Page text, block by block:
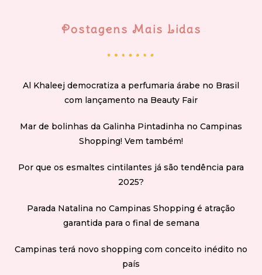
Postagens Mais Lidas
Al Khaleej democratiza a perfumaria árabe no Brasil
com lançamento na Beauty Fair
Mar de bolinhas da Galinha Pintadinha no Campinas
Shopping! Vem também!
Por que os esmaltes cintilantes já são tendência para
2025?
Parada Natalina no Campinas Shopping é atração
garantida para o final de semana
Campinas terá novo shopping com conceito inédito no
país